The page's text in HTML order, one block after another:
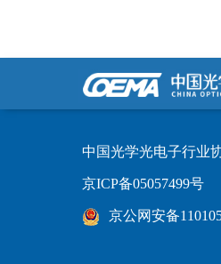
中国光学光电子行业
京ICP备05057499号
京公网安备